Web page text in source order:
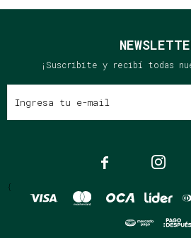
¡Suscribite y recibí todas
 
{